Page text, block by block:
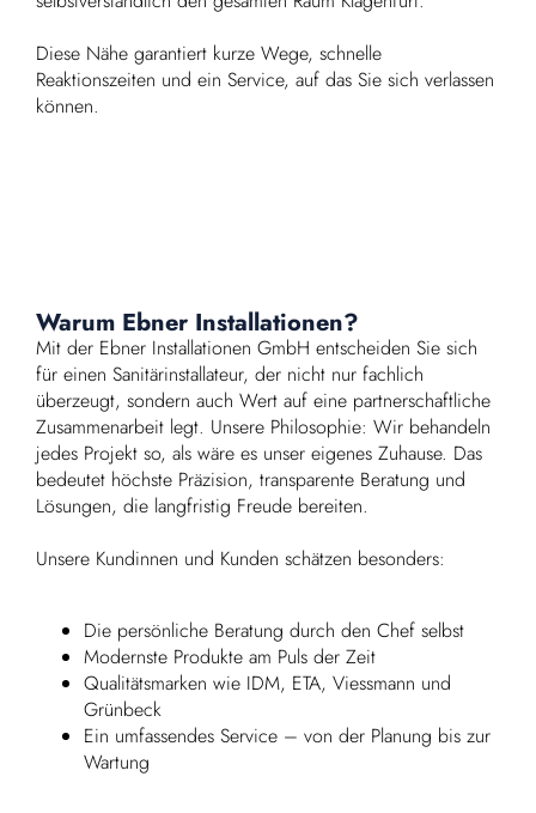
Diese Nähe garantiert kurze Wege, schnelle
Reaktionszeiten und ein Service, auf das Sie sich verlassen
können.
Warum Ebner Installationen?
Mit der Ebner Installationen GmbH entscheiden Sie sich
für einen Sanitärinstallateur, der nicht nur fachlich
überzeugt, sondern auch Wert auf eine partnerschaftliche
Zusammenarbeit legt. Unsere Philosophie: Wir behandeln
jedes Projekt so, als wäre es unser eigenes Zuhause. Das
bedeutet höchste Präzision, transparente Beratung und
Lösungen, die langfristig Freude bereiten.
Unsere Kundinnen und Kunden schätzen besonders:
Die persönliche Beratung durch den Chef selbst
Modernste Produkte am Puls der Zeit
Qualitätsmarken wie IDM, ETA, Viessmann und
Grünbeck
Ein umfassendes Service – von der Planung bis zur
Wartung